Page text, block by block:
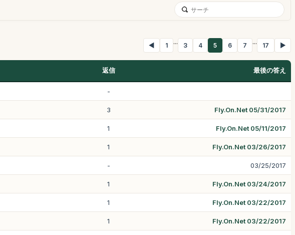
◀ 1 ... 3 4 5 6 7 ... 17 ▶
返信 最後の答え
-
3 Fly.On.Net 05/31/2017
1 Fly.On.Net 05/11/2017
1 Fly.On.Net 03/26/2017
- 03/25/2017
1 Fly.On.Net 03/24/2017
1 Fly.On.Net 03/22/2017
1 Fly.On.Net 03/22/2017